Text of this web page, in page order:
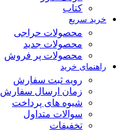
کتاب
خرید سریع
محصولات حراجی
محصولات جدید
محصولات پر فروش
راهنمای خرید
رویه ثبت سفارش
زمان ارسال سفارش
شیوه های پرداخت
سوالات متداول
تخفیفات